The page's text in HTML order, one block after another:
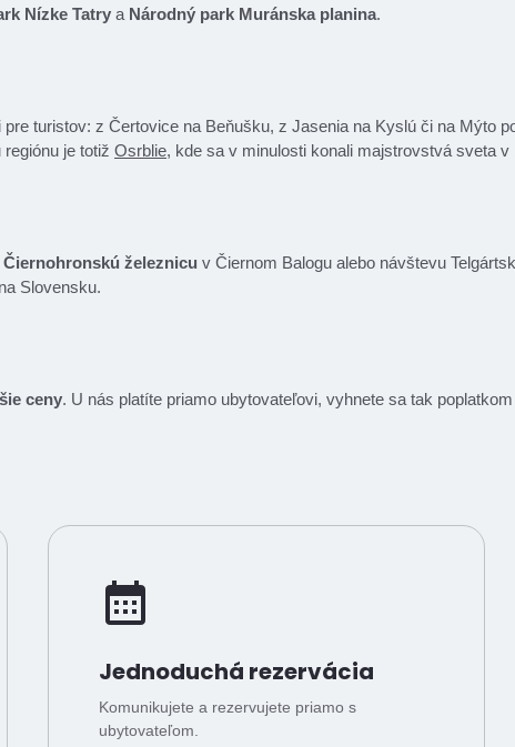
Nízke Tatry a Národný park Muránska planina.
turistov: z Čertovice na Beňušku, z Jasenia na Kyslú či na Mýto
je totiž Osrblie, kde sa v minulosti konali majstrovstvá sveta v
Čiernohronskú železnicu v Čiernom Balogu alebo návštevu
Slovensku.
ceny. U nás platíte priamo ubytovateľovi, vyhnete sa tak
Jednoduchá rezervácia
Komunikujete a rezervujete priamo s
ubytovateľom.